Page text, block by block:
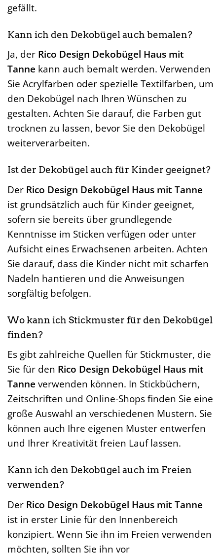
gefällt.
Kann ich den Dekobügel auch bemalen?
Ja, der Rico Design Dekobügel Haus mit
Tanne kann auch bemalt werden. Verwenden
Sie Acrylfarben oder spezielle Textilfarben, um
den Dekobügel nach Ihren Wünschen zu
gestalten. Achten Sie darauf, die Farben gut
trocknen zu lassen, bevor Sie den Dekobügel
weiterverarbeiten.
Ist der Dekobügel auch für Kinder geeignet?
Der Rico Design Dekobügel Haus mit Tanne
ist grundsätzlich auch für Kinder geeignet,
sofern sie bereits über grundlegende
Kenntnisse im Sticken verfügen oder unter
Aufsicht eines Erwachsenen arbeiten. Achten
Sie darauf, dass die Kinder nicht mit scharfen
Nadeln hantieren und die Anweisungen
sorgfältig befolgen.
Wo kann ich Stickmuster für den Dekobügel
finden?
Es gibt zahlreiche Quellen für Stickmuster, die
Sie für den Rico Design Dekobügel Haus mit
Tanne verwenden können. In Stickbüchern,
Zeitschriften und Online-Shops finden Sie eine
große Auswahl an verschiedenen Mustern. Sie
können auch Ihre eigenen Muster entwerfen
und Ihrer Kreativität freien Lauf lassen.
Kann ich den Dekobügel auch im Freien
verwenden?
Der Rico Design Dekobügel Haus mit Tanne
ist in erster Linie für den Innenbereich
konzipiert. Wenn Sie ihn im Freien verwenden
möchten, sollten Sie ihn vor